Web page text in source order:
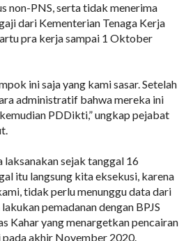
non-PNS, serta tidak menerima
dari Kementerian Tenaga Kerja
pra kerja sampai 1 Oktober
ini saja yang kami sasar. Setelah
administratif bahwa mereka ini
PDDikti,” ungkap pejabat
laksanakan sejak tanggal 16
itu langsung kita eksekusi, karena
tidak perlu menunggu data dari
pemadanan dengan BPJS
Kahar yang menargetkan pencairan
pada akhir November 2020.